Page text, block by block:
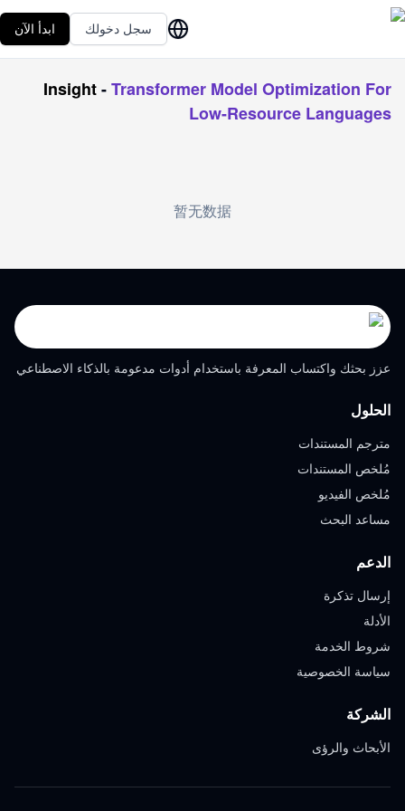
سجل دخولك ابدأ الآن
Insight-Transformer Model Optimization For
Low-Resource Languages
暂无数据
عزز بحثك واكتساب المعرفة باستخدام أدوات مدعومة بالذكاء الاصطناعي
الحلول
مترجم المستندات
مُلخص المستندات
مُلخص الفيديو
مساعد البحث
الدعم
إرسال تذكرة
الأدلة
شروط الخدمة
سياسة الخصوصية
الشركة
الأبحاث والرؤى